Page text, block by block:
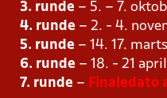
3. runde – 5. – 7.
4. runde – 2. - 4.
5. runde – 14. 17.
6. runde – 18. - 21
7. runde – Finaledato